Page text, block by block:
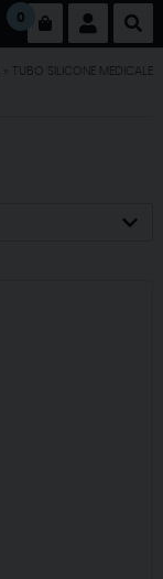
0
TUBO SILICONE MEDICALE